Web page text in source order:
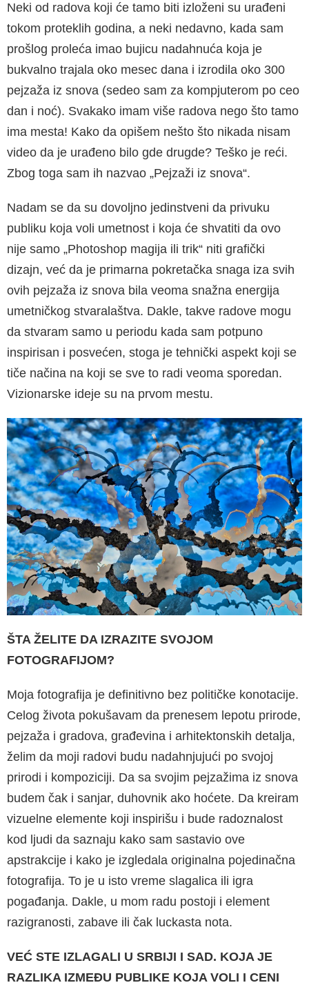
Neki od radova koji će tamo biti izloženi su urađeni
tokom proteklih godina, a neki nedavno, kada sam
prošlog proleća imao bujicu nadahnuća koja je
bukvalno trajala oko mesec dana i izrodila oko 300
pejzaža iz snova (sedeo sam za kompjuterom po ceo
dan i noć). Svakako imam više radova nego što tamo
ima mesta! Kako da opišem nešto što nikada nisam
video da je urađeno bilo gde drugde? Teško je reći.
Zbog toga sam ih nazvao „Pejzaži iz snova“.
Nadam se da su dovoljno jedinstveni da privuku
publiku koja voli umetnost i koja će shvatiti da ovo
nije samo „Photoshop magija ili trik“ niti grafički
dizajn, već da je primarna pokretačka snaga iza svih
ovih pejzaža iz snova bila veoma snažna energija
umetničkog stvaralaštva. Dakle, takve radove mogu
da stvaram samo u periodu kada sam potpuno
inspirisan i posvećen, stoga je tehnički aspekt koji se
tiče načina na koji se sve to radi veoma sporedan.
Vizionarske ideje su na prvom mestu.
ŠTA ŽELITE DA IZRAZITE SVOJOM
FOTOGRAFIJOM?
Moja fotografija je definitivno bez političke konotacije.
Celog života pokušavam da prenesem lepotu prirode,
pejzaža i gradova, građevina i arhitektonskih detalja,
želim da moji radovi budu nadahnjujući po svojoj
prirodi i kompoziciji. Da sa svojim pejzažima iz snova
budem čak i sanjar, duhovnik ako hoćete. Da kreiram
vizuelne elemente koji inspirišu i bude radoznalost
kod ljudi da saznaju kako sam sastavio ove
apstrakcije i kako je izgledala originalna pojedinačna
fotografija. To je u isto vreme slagalica ili igra
pogađanja. Dakle, u mom radu postoji i element
razigranosti, zabave ili čak luckasta nota.
VEĆ STE IZLAGALI U SRBIJI I SAD. KOJA JE
RAZLIKA IZMEĐU PUBLIKE KOJA VOLI I CENI